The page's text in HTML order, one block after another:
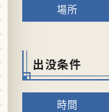
出没条件